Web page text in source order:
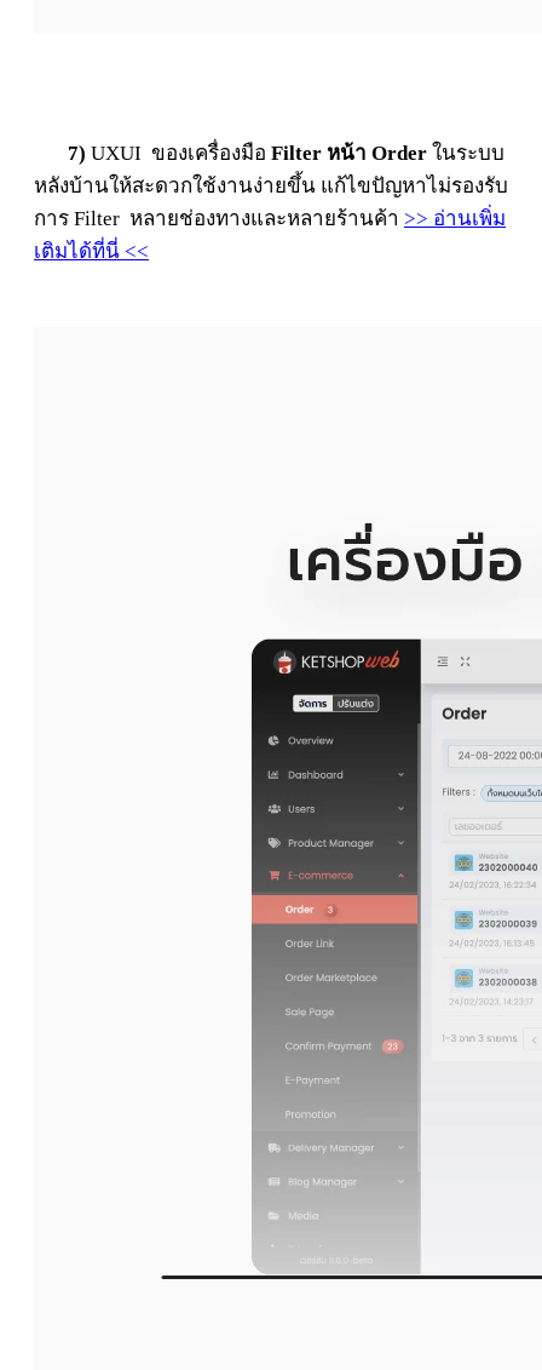
7) UXUI ของเครื่องมือ Filter หน้า Order ในระบบ
หลังบ้านให้สะดวกใช้งานง่ายขึ้น แก้ไขปัญหาไม่รองรับ
การ Filter หลายช่องทางและหลายร้านค้า >> อ่านเพิ่ม
เติมได้ที่นี่ <<